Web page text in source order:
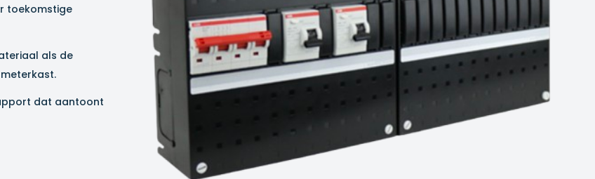
toekomstige
als de
dat aantoont